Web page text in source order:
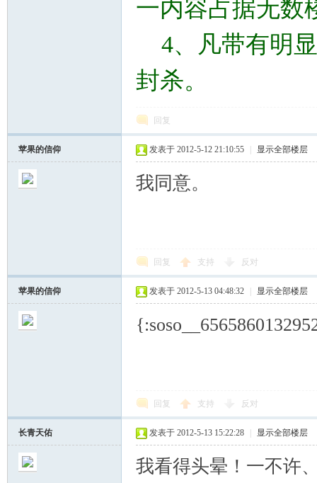
一内容占据无数
4、凡带有明
封杀。
回复
苹果的信仰 发表于 2012-5-12 21:10:55 显示全部楼层
我同意。
回复 支持 反对
苹果的信仰 发表于 2012-5-13 04:48:32 显示全部楼层
回复 支持 反对
长青天佑 发表于 2012-5-13 15:22:28 显示全部楼层
我看得头晕！一不许